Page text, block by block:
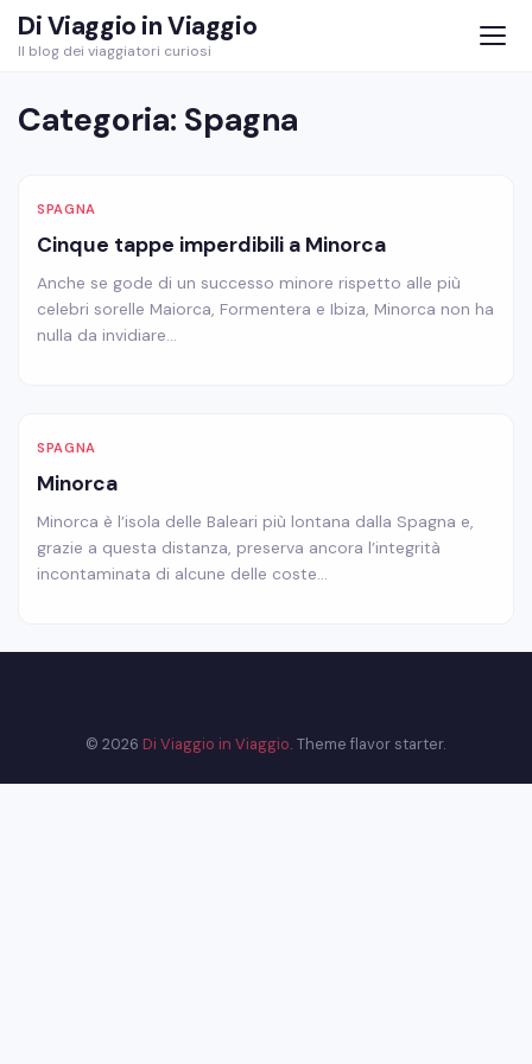
SkipDi Viaggio in Viaggio
Il blog dei viaggiatori curiosi
Categoria: Spagna
SPAGNA
Cinque tappe imperdibili a Minorca
Anche se gode di un successo minore rispetto alle più
celebri sorelle Maiorca, Formentera e Ibiza, Minorca non ha
nulla da invidiare…
SPAGNA
Minorca
Minorca è l’isola delle Baleari più lontana dalla Spagna e,
grazie a questa distanza, preserva ancora l’integrità
incontaminata di alcune delle coste…
© 2026 Di Viaggio in Viaggio. Theme flavor starter.